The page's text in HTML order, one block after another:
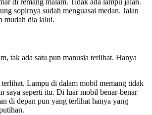
sopirnya sudah menguasai medan. Jalan
mudah dia lalui.
tak ada satu pun manusia terlihat. Hanya
terlihat. Lampu di dalam mobil memang tidak
saya seperti itu. Di luar mobil benar-benar
di depan pun yang terlihat hanya yang